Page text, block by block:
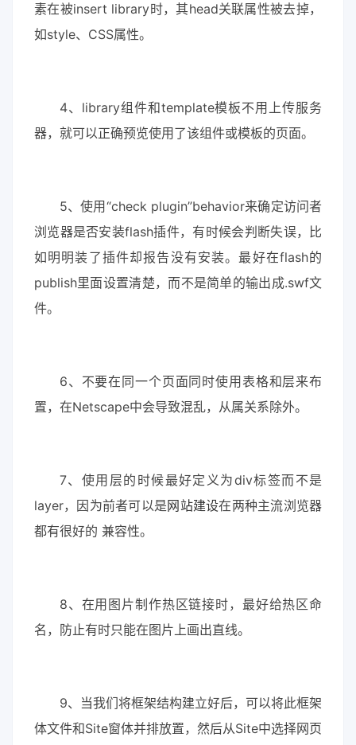
素在被insert library时，其head关联属性被去掉，
如style、CSS属性。
4、library组件和template模板不用上传服务
器，就可以正确预览使用了该组件或模板的页面。
5、使用“check plugin”behavior来确定访问者
浏览器是否安装flash插件，有时候会判断失误，比
如明明装了插件却报告没有安装。最好在flash的
publish里面设置清楚，而不是简单的输出成.swf文
件。
6、不要在同一个页面同时使用表格和层来布
置，在Netscape中会导致混乱，从属关系除外。
7、使用层的时候最好定义为div标签而不是
layer，因为前者可以是网站建设在两种主流浏览器
都有很好的 兼容性。
8、在用图片制作热区链接时，最好给热区命
名，防止有时只能在图片上画出直线。
9、当我们将框架结构建立好后，可以将此框架
体文件和Site窗体并排放置，然后从Site中选择网页